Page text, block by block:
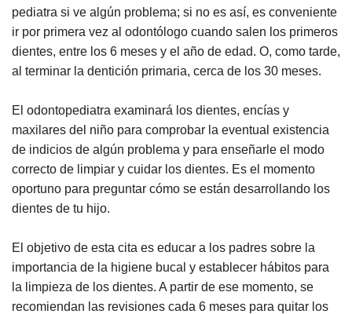
pediatra si ve algún problema; si no es así, es conveniente
ir por primera vez al odontólogo cuando salen los primeros
dientes, entre los 6 meses y el año de edad. O, como tarde,
al terminar la dentición primaria, cerca de los 30 meses.
El odontopediatra examinará los dientes, encías y
maxilares del niño para comprobar la eventual existencia
de indicios de algún problema y para enseñarle el modo
correcto de limpiar y cuidar los dientes. Es el momento
oportuno para preguntar cómo se están desarrollando los
dientes de tu hijo.
El objetivo de esta cita es educar a los padres sobre la
importancia de la higiene bucal y establecer hábitos para
la limpieza de los dientes. A partir de ese momento, se
recomiendan las revisiones cada 6 meses para quitar los